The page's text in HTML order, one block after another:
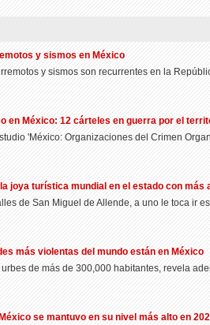
y sismos en México
y sismos son recurrentes en la
en México: 12 cárteles en guerra por el
'México: Organizaciones del Crimen
joya turística mundial en el estado con más
de San Miguel de Allende, a uno le toca ir
más violentas del mundo están en México
de más de 300,000 habitantes, revela
se mantuvo en su nivel más alto en